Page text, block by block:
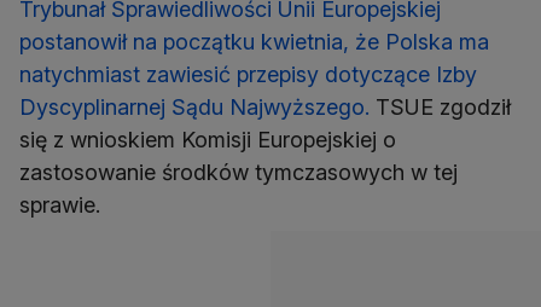
Trybunał Sprawiedliwości Unii Europejskiej
postanowił na początku kwietnia, że Polska ma
natychmiast zawiesić przepisy dotyczące Izby
Dyscyplinarnej Sądu Najwyższego. TSUE zgodził
się z wnioskiem Komisji Europejskiej o
zastosowanie środków tymczasowych w tej
sprawie.